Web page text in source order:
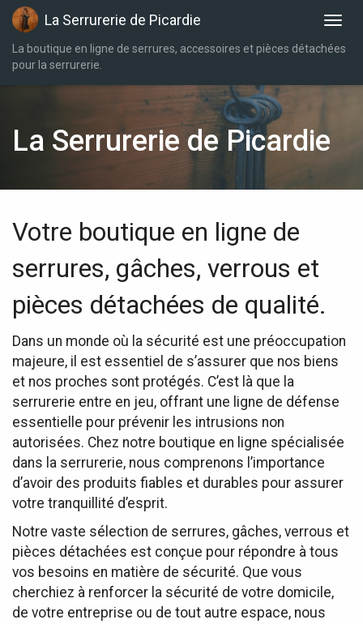
La Serrurerie de Picardie
La boutique en ligne de serrures, accessoires et pièces détachées
pour la serrurerie.
La Serrurerie de Picardie
Votre boutique en ligne de
serrures, gâches, verrous et
pièces détachées de qualité.
Dans un monde où la sécurité est une préoccupation
majeure, il est essentiel de s’assurer que nos biens
et nos proches sont protégés. C’est là que la
serrurerie entre en jeu, offrant une ligne de défense
essentielle pour prévenir les intrusions non
autorisées. Chez notre boutique en ligne spécialisée
dans la serrurerie, nous comprenons l’importance
d’avoir des produits fiables et durables pour assurer
votre tranquillité d’esprit.
Notre vaste sélection de serrures, gâches, verrous et
pièces détachées est conçue pour répondre à tous
vos besoins en matière de sécurité. Que vous
cherchiez à renforcer la sécurité de votre domicile,
de votre entreprise ou de tout autre espace, nous